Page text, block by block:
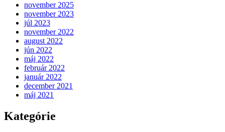
november 2025
november 2023
júl 2023
november 2022
august 2022
jún 2022
máj 2022
február 2022
január 2022
december 2021
máj 2021
Kategórie